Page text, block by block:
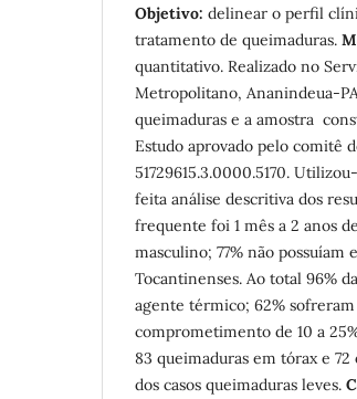
Objetivo: delinear o perfil
tratamento de queimaduras.
quantitativo. Realizado no
Metropolitano, Ananindeua-
queimaduras e a amostra
Estudo aprovado pelo comitê
51729615.3.0000.5170.
feita análise descritiva dos
frequente foi 1 mês a 2 anos
masculino; 77% não possuíam
Tocantinenses. Ao total 96%
agente térmico; 62% sofreram
comprometimento de 10 a
83 queimaduras em tórax e
dos casos queimaduras leves.